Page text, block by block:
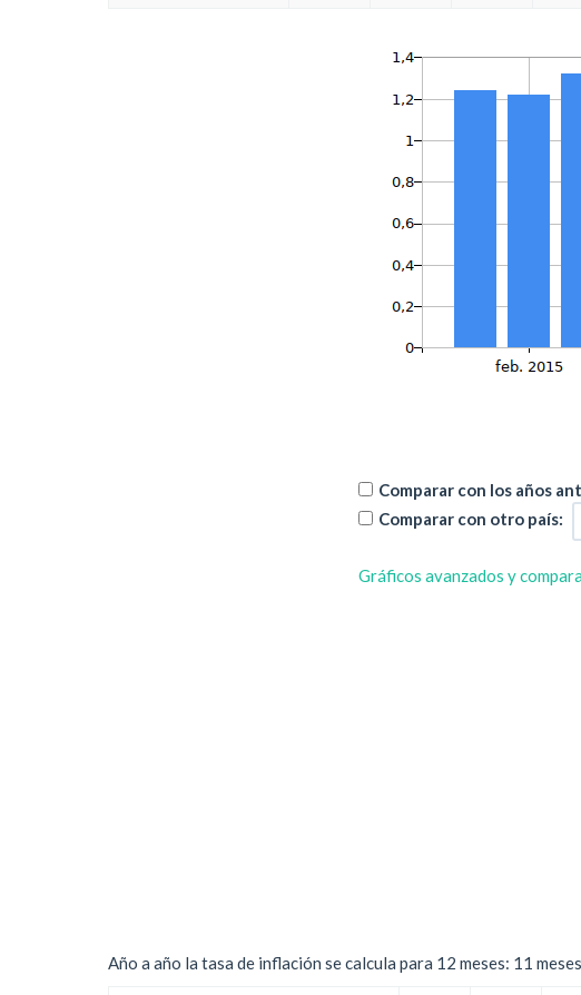
Comparar con los años
Comparar con otro país:
Gráficos avanzados y
Año a año la tasa de inflación se calcula para 12 meses: 11